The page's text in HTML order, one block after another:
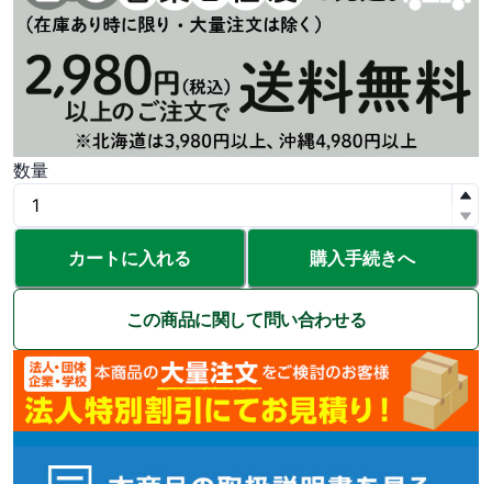
数量
カートに入れる 購入手続きへ
この商品に関して問い合わせる